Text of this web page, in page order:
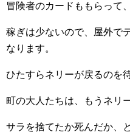
冒険者のカードももらって
稼ぎは少ないので、屋外で
なります。
ひたすらネリーが戻るのを
町の大人たちは、もうネリ
サラを捨てたか死んだか、